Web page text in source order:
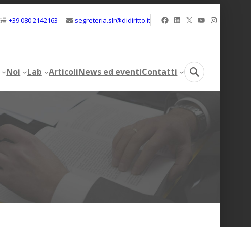
+39 080 2142163 segreteria.slr@didiritto.it Facebook
LinkedIn
X YouTube
Instagram
Noi Lab ArticoliNews ed eventiContatti